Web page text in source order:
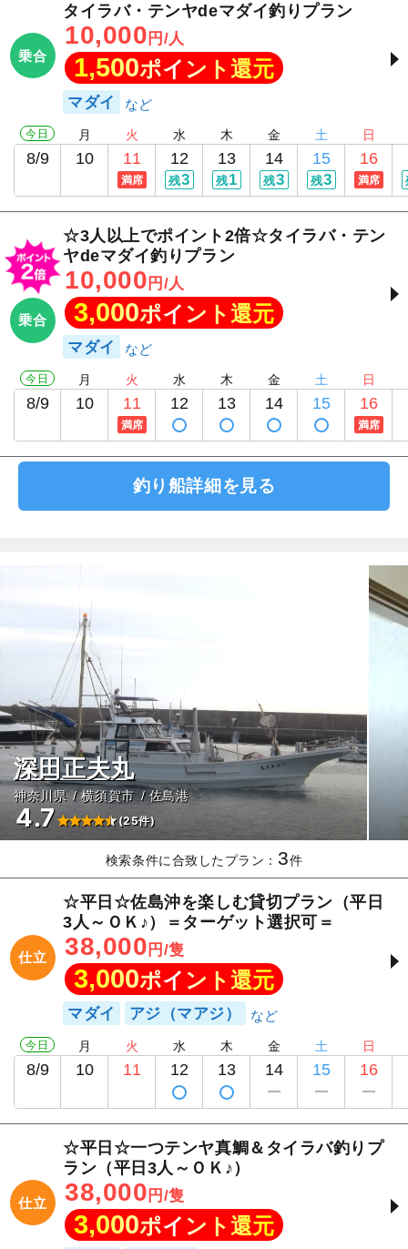
乗合
タイラバ・テンヤdeマダイ釣りプラン
10,000 円/人
1,500ポイント還元
マダイ
今日
8/9
月
10
火
11
満席
水
12
残3
木
13
残1
金
14
残3
土
15
残3
日
16
満席
乗合
☆3人以上でポイント2倍☆タイラバ・テン
ヤdeマダイ釣りプラン
10,000 円/人
3,000ポイント還元
マダイ
今日
8/9
月
10
火
11
満席
水
12
木
13
金
14
土
15
日
16
満席
釣り船詳細を見る
深田正夫丸
神奈川県 横須賀市 佐島港
4.7 (25件)
検索条件に合致したプラン： 3件
仕立
☆平日☆佐島沖を楽しむ貸切プラン（平日
3人～ＯＫ♪）＝ターゲット選択可＝
38,000 円/隻
3,000ポイント還元
マダイ アジ（マアジ）
今日
8/9
月
10
火
11
水
12
木
13
金
14
土
15
日
16
仕立
☆平日☆一つテンヤ真鯛＆タイラバ釣りプ
ラン（平日3人～ＯＫ♪）
38,000 円/隻
3,000ポイント還元